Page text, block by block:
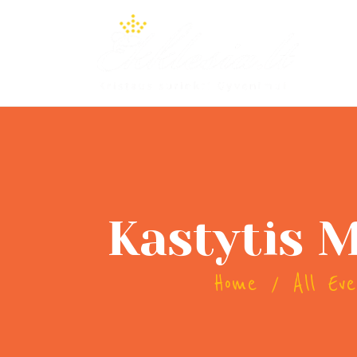
Kastytis
Home All